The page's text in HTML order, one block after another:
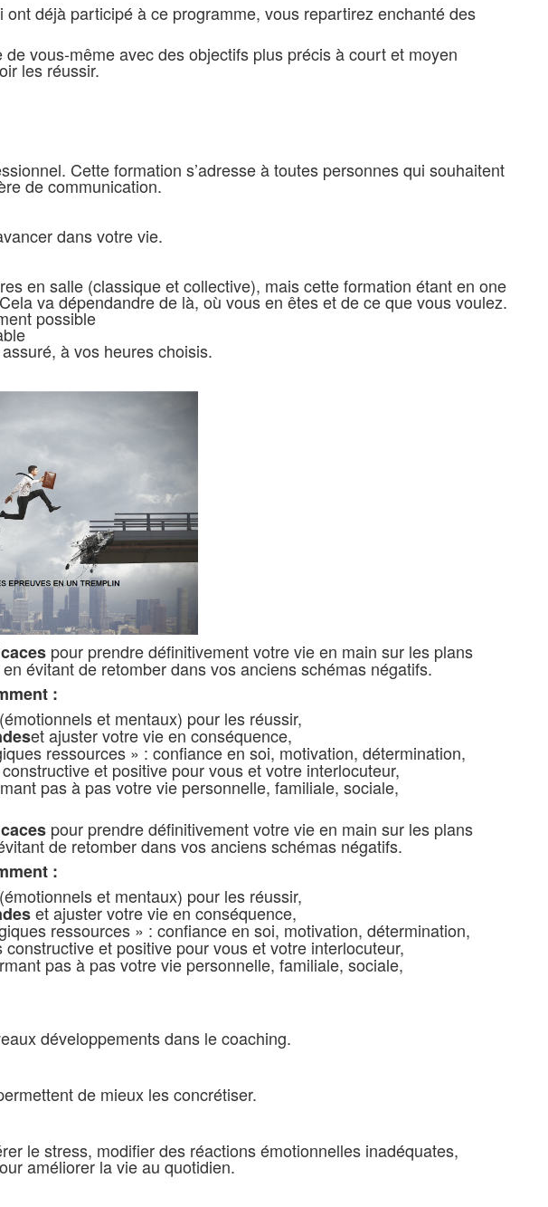
déjà participé à ce programme, vous repartirez enchanté des
vous-même avec des objectifs plus précis à court et moyen
les réussir.
Cette formation s’adresse à toutes personnes qui souhaitent
de communication.
dans votre vie.
en salle (classique et collective), mais cette formation étant en one
va dépendandre de là, où vous en êtes et de ce que vous voulez.
possible
à vos heures choisis.
pour prendre définitivement votre vie en main sur les plans
évitant de retomber dans vos anciens schémas négatifs.
:
(émotionnels et mentaux) pour les réussir,
et ajuster votre vie en conséquence,
ressources » : confiance en soi, motivation, détermination,
et positive pour vous et votre interlocuteur,
pas à pas votre vie personnelle, familiale, sociale,
pour prendre définitivement votre vie en main sur les plans
de retomber dans vos anciens schémas négatifs.
:
(émotionnels et mentaux) pour les réussir,
et ajuster votre vie en conséquence,
ressources » : confiance en soi, motivation, détermination,
constructive et positive pour vous et votre interlocuteur,
pas à pas votre vie personnelle, familiale, sociale,
développements dans le coaching.
de mieux les concrétiser.
le stress, modifier des réactions émotionnelles inadéquates,
améliorer la vie au quotidien.